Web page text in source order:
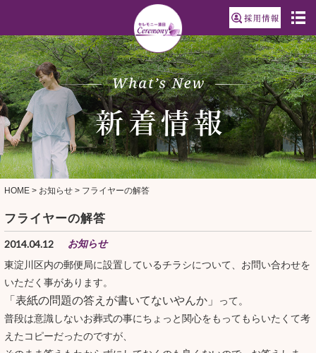
HOME> お知らせ> フライヤーの解答
フライヤーの解答
2014.04.12
お知らせ
東淀川区内の郵便局に設置しているチラシについて、お問い合わせを
いただく事があります。
「表紙の問題の答えが書いてないやんか」
って。
普段は意識しないお葬式の事にちょっと関心をもってもらいたくて考
えたコピーだったのですが、